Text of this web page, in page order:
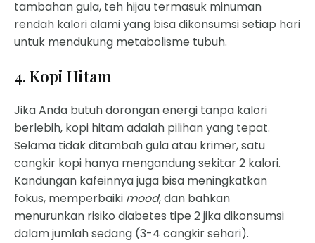
tambahan gula, teh hijau termasuk minuman
rendah kalori alami yang bisa dikonsumsi setiap hari
untuk mendukung metabolisme tubuh.
4. Kopi Hitam
Jika Anda butuh dorongan energi tanpa kalori
berlebih, kopi hitam adalah pilihan yang tepat.
Selama tidak ditambah gula atau krimer, satu
cangkir kopi hanya mengandung sekitar 2 kalori.
Kandungan kafeinnya juga bisa meningkatkan
fokus, memperbaiki mood, dan bahkan
menurunkan risiko diabetes tipe 2 jika dikonsumsi
dalam jumlah sedang (3-4 cangkir sehari).